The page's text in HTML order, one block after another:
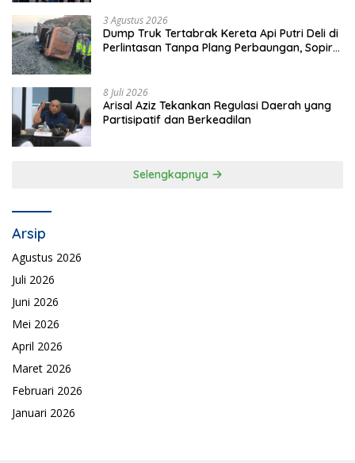
3 Agustus 2026
Dump Truk Tertabrak Kereta Api Putri Deli di
Perlintasan Tanpa Plang Perbaungan, Sopir
8 Juli 2026
Arisal Aziz Tekankan Regulasi Daerah yang
Partisipatif dan Berkeadilan
Selengkapnya
Arsip
Agustus 2026
Juli 2026
Juni 2026
Mei 2026
April 2026
Maret 2026
Februari 2026
Januari 2026